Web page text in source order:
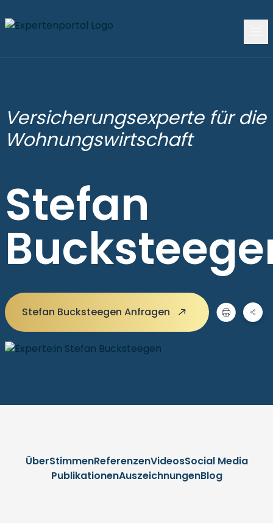
Versicherungsexperte für die
Wohnungswirtschaft
Stefan
Stefan Bucksteegen Anfragen
ÜberStimmenReferenzenVideosSocial Media
PublikationenAuszeichnungenBlog